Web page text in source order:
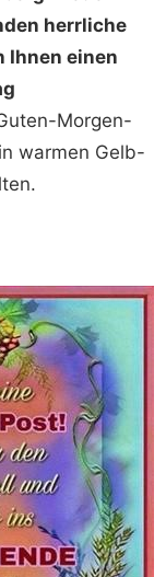
herrliche
Ihnen einen
Morgen-
warmen Gelb-